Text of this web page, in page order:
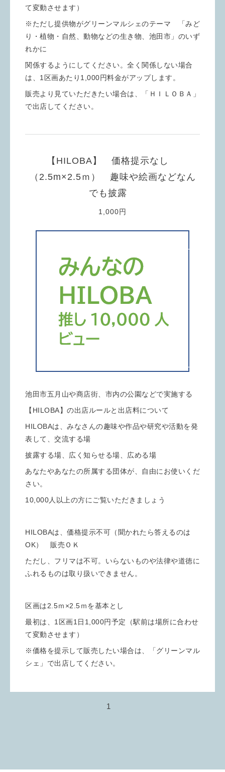
て変動させます）
※ただし提供物がグリーンマルシェのテーマ 「みど
り・植物・自然、動物などの生き物、池田市」のいず
れかに
関係するようにしてください。全く関係しない場合
は、1区画あたり1,000円料金がアップします。
販売より見ていただきたい場合は、「ＨＩＬＯＢＡ」
で出店してください。
【HILOBA】 価格提示なし
（2.5m×2.5ｍ） 趣味や絵画などなん
でも披露
1,000円
池田市五月山や商店街、市内の公園などで実施する
【HILOBA】の出店ルールと出店料について
HILOBAは、みなさんの趣味や作品や研究や活動を発
表して、交流する場
披露する場、広く知らせる場、広める場
あなたやあなたの所属する団体が、自由にお使いくだ
さい。
10,000人以上の方にご覧いただきましょう
HILOBAは、価格提示不可（聞かれたら答えるのは
OK） 販売ＯＫ
ただし、フリマは不可。いらないものや法律や道徳に
ふれるものは取り扱いできません。
区画は2.5ｍ×2.5ｍを基本とし
最初は、1区画1日1,000円予定（駅前は場所に合わせ
て変動させます）
※価格を提示して販売したい場合は、「グリーンマル
シェ」で出店してください。
1